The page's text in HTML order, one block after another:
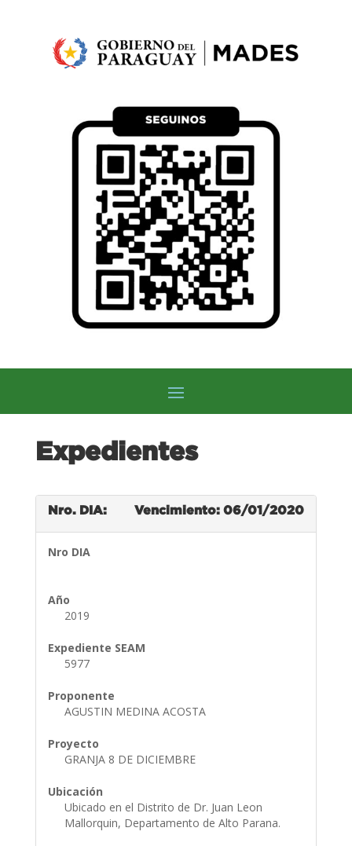
Expedientes
Nro. DIA: Vencimiento: 06/01/2020
Nro DIA
Año
2019
Expediente SEAM
5977
Proponente
AGUSTIN MEDINA ACOSTA
Proyecto
GRANJA 8 DE DICIEMBRE
Ubicación
Ubicado en el Distrito de Dr. Juan Leon
Mallorquin, Departamento de Alto Parana.